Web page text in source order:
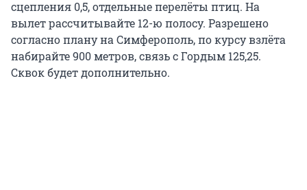
сцепления 0,5, отдельные перелёты птиц. На
вылет рассчитывайте 12-ю полосу. Разрешено
согласно плану на Симферополь, по курсу взлёта
набирайте 900 метров, связь с Гордым 125,25.
Сквок будет дополнительно.